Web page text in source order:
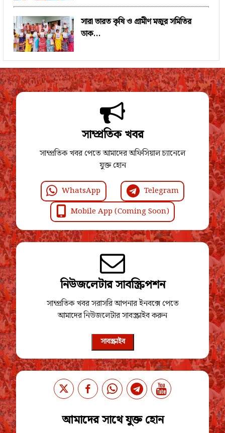
সারা ভারত কৃষি ও গ্রামীণ মজুর সমিতির
ডাক...
সাম্প্রতিক খবর
সাম্প্রতিক খবর পেতে আমাদের অফিসিয়াল চ্যানেলে
যুক্ত হোন
WhatsApp
Telegram
Mobile App (Coming Soon)
নিউজলেটার সাবস্ক্রিপশন
সাম্প্রতিক খবর সরাসরি আপনার ইনবক্সে পেতে
আমাদের নিউজলেটার সাবস্ক্রাইব করুন
সাবস্ক্রাইব
আমাদের সাথে যুক্ত হোন